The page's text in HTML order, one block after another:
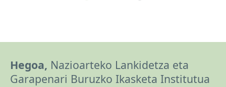
Hegoa, Nazioarteko Lankidetza eta
Garapenari Buruzko Ikasketa Institutua